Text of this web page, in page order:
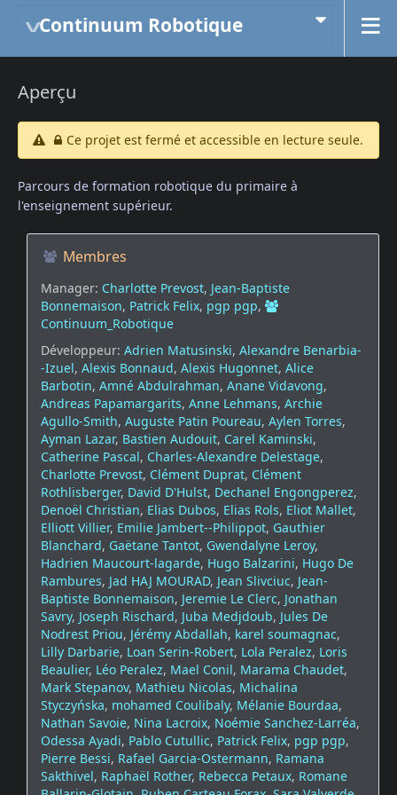
Continuum Robotique
Aperçu
Ce projet est fermé et accessible en lecture seule.
Parcours de formation robotique du primaire à
l'enseignement supérieur.
Membres
Manager: Charlotte Prevost, Jean-Baptiste
Bonnemaison, Patrick Felix, pgp pgp,
Continuum_Robotique
Développeur: Adrien Matusinski, Alexandre Benarbia-
-Izuel, Alexis Bonnaud, Alexis Hugonnet, Alice
Barbotin, Amné Abdulrahman, Anane Vidavong,
Andreas Papamargarits, Anne Lehmans, Archie
Agullo-Smith, Auguste Patin Poureau, Aylen Torres,
Ayman Lazar, Bastien Audouit, Carel Kaminski,
Catherine Pascal, Charles-Alexandre Delestage,
Charlotte Prevost, Clément Duprat, Clément
Rothlisberger, David D'Hulst, Dechanel Engongperez,
Denoël Christian, Elias Dubos, Elias Rols, Eliot Mallet,
Elliott Villier, Emilie Jambert--Philippot, Gauthier
Blanchard, Gaëtane Tantot, Gwendalyne Leroy,
Hadrien Maucourt-lagarde, Hugo Balzarini, Hugo De
Rambures, Jad HAJ MOURAD, Jean Slivciuc, Jean-
Baptiste Bonnemaison, Jeremie Le Clerc, Jonathan
Savry, Joseph Rischard, Juba Medjdoub, Jules De
Nodrest Priou, Jérémy Abdallah, karel soumagnac,
Lilly Darbarie, Loan Serin-Robert, Lola Peralez, Loris
Beaulier, Léo Peralez, Mael Conil, Marama Chaudet,
Mark Stepanov, Mathieu Nicolas, Michalina
Styczyńska, mohamed Coulibaly, Mélanie Bourdaa,
Nathan Savoie, Nina Lacroix, Noémie Sanchez-Larréa,
Odessa Ayadi, Pablo Cutullic, Patrick Felix, pgp pgp,
Pierre Bessi, Rafael Garcia-Ostermann, Ramana
Sakthivel, Raphaël Rother, Rebecca Petaux, Romane